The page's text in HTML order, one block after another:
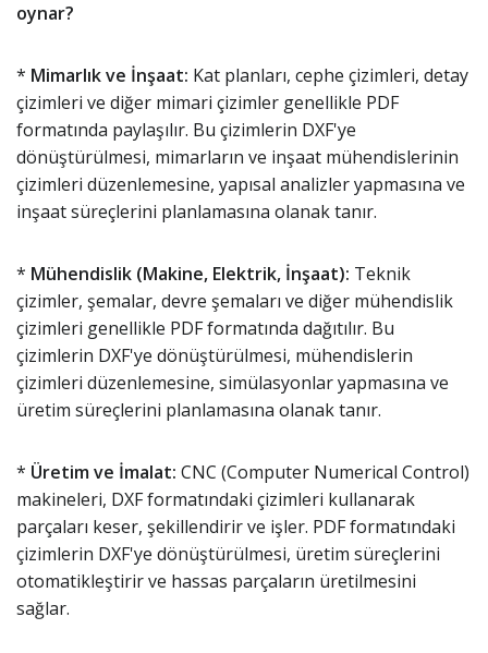
oynar?
* Mimarlık ve İnşaat: Kat planları, cephe çizimleri, detay
çizimleri ve diğer mimari çizimler genellikle PDF
formatında paylaşılır. Bu çizimlerin DXF'ye
dönüştürülmesi, mimarların ve inşaat mühendislerinin
çizimleri düzenlemesine, yapısal analizler yapmasına ve
inşaat süreçlerini planlamasına olanak tanır.
* Mühendislik (Makine, Elektrik, İnşaat): Teknik
çizimler, şemalar, devre şemaları ve diğer mühendislik
çizimleri genellikle PDF formatında dağıtılır. Bu
çizimlerin DXF'ye dönüştürülmesi, mühendislerin
çizimleri düzenlemesine, simülasyonlar yapmasına ve
üretim süreçlerini planlamasına olanak tanır.
* Üretim ve İmalat: CNC (Computer Numerical Control)
makineleri, DXF formatındaki çizimleri kullanarak
parçaları keser, şekillendirir ve işler. PDF formatındaki
çizimlerin DXF'ye dönüştürülmesi, üretim süreçlerini
otomatikleştirir ve hassas parçaların üretilmesini
sağlar.